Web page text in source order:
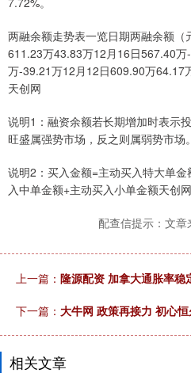
两融余额走势表一览日期两融余额（
611.23万43.83万12月16日567.40
万-39.21万12月12日609.90万64.17
天创网
说明1：融资余额若长期增加时表示
旺盛属强势市场，反之则属弱势市场。
说明2：买入金额=主动买入特大单
入中单金额+主动买入小单金额天创网
配查信提示：文章
上一篇： 隆源配资 加拿大通胀率稳
下一篇： 大牛网 政策再接力 初心恒
相关文章